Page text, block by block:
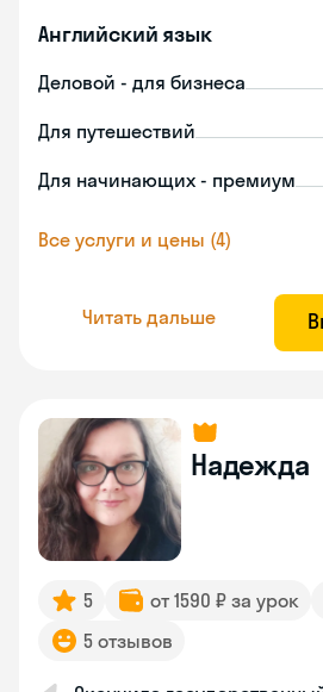
Английский язык
Деловой - для бизнеса
Для путешествий
Для начинающих - премиум
Все услуги и цены (4)
Читать дальше
Надежда
5 от 1590 ₽ за урок
5 отзывов